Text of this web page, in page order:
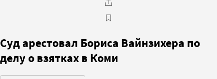
Суд арестовал Бориса Вайнзихера по
делу о взятках в Коми